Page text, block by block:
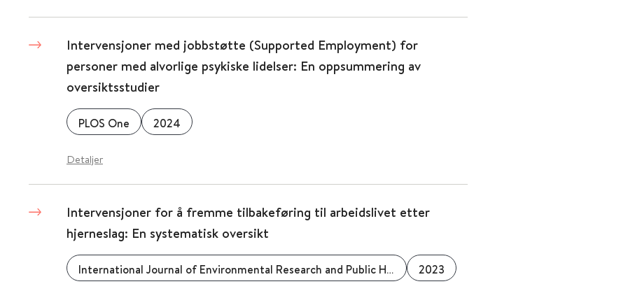
Intervensjoner med jobbstøtte (Supported Employment) for
personer med alvorlige psykiske lidelser: En oppsummering av
oversiktsstudier
PLOS One 2024
Detaljer
Intervensjoner for å fremme tilbakeføring til arbeidslivet etter
hjerneslag: En systematisk oversikt
International Journal of Environmental Research and Public Health 2023